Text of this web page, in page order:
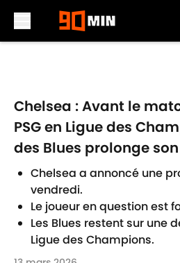
Chelsea : Avant le
PSG en Ligue des
des Blues prolonge
Chelsea a annoncé une
vendredi.
Le joueur en question est
Les Blues restent sur une
Ligue des Champions.